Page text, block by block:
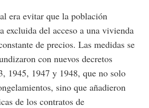
era evitar que la población
excluida del acceso a una vivienda
de precios. Las medidas se
con nuevos decretos
1945, 1947 y 1948, que no solo
sino que añadieron
de los contratos de